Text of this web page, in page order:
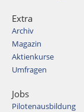
Extra
Archiv
Magazin
Aktienkurse
Umfragen
Jobs
Pilotenausbildung